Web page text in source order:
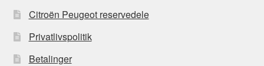
Citroën Peugeot reservedele
Privatlivspolitik
Betalinger